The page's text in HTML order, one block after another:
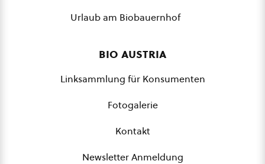
Urlaub am Biobauernhof
bio austria
Linksammlung für Konsumenten
Fotogalerie
Kontakt
Newsletter Anmeldung